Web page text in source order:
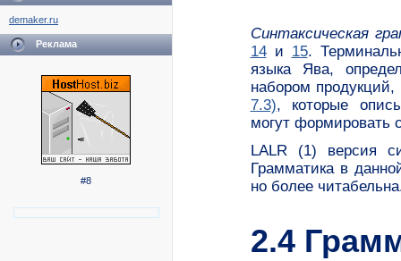
demaker.ru
Реклама
#8
Синтаксическая
14 и 15.
языка Ява,
набором
7.3), которые
могут формировать
LALR (1) версия
Грамматика в
но более
2.4